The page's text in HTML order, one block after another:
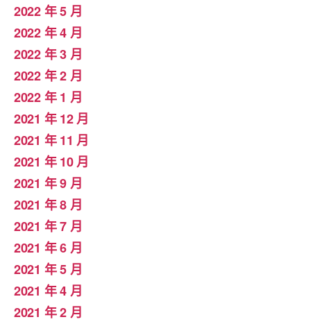
2022 年 5 月
2022 年 4 月
2022 年 3 月
2022 年 2 月
2022 年 1 月
2021 年 12 月
2021 年 11 月
2021 年 10 月
2021 年 9 月
2021 年 8 月
2021 年 7 月
2021 年 6 月
2021 年 5 月
2021 年 4 月
2021 年 2 月